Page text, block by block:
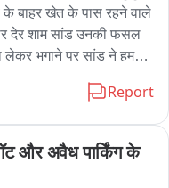
के बाहर खेत के पास रहने वाले
देर शाम सांड उनकी फसल
भगाने पर सांड ने हमला
मौत हो गई. पुलिस शव
गांव के अन्य छुट्ता पशुओं की
Report
और अवैध पार्किंग के